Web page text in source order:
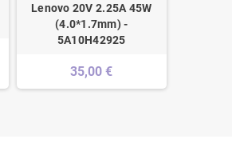
Lenovo 20V 2.25A 45W
(4.0*1.7mm) -
5A10H42925
35,00 €